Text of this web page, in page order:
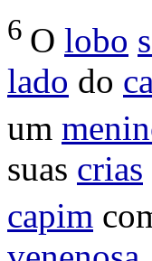
6 O lobo
lado do
um
suas crias
capim